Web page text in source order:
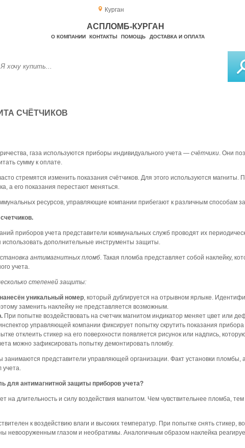
Курган
АСПЛОМБ-КУРГАН
О КОМПАНИИ КОНТАКТЫ ПОМОЩЬ ДОСТАВКА И ОПЛАТА
СЧЁТЧИКОВ
газа используются приборы индивидуального учета — счётчики. Они
сумму к оплате.
стремятся изменить показания счётчиков. Для этого используются магниты.
а его показания перестают меняться.
ресурсов, управляющие компании прибегают к различным способам
приборов учета представители коммунальных служб проводят их
использовать дополнительные инструменты защиты.
антимагнитных пломб. Такая пломба представляет собой наклейку,
учета.
степеней защиты:
уникальный номер, который дублируется на отрывном ярлыке.
заменить наклейку не представляется возможным.
При попытке воздействовать на счетчик магнитом индикатор меняет цвет или
управляющей компании фиксирует попытку скрутить показания прибора
отклеить стикер на его поверхности появляется рисунок или надпись,
можно зафиксировать попытку демонтировать пломбу.
занимаются представители управляющей организации. Факт установки
учета.
для антимагнитной защиты приборов учета?
на длительность и силу воздействия магнитом. Чем чувствительнее пломба,
к воздействию влаги и высоких температур. При попытке снять стикер,
невооруженным глазом и необратимы. Аналогичным образом наклейка